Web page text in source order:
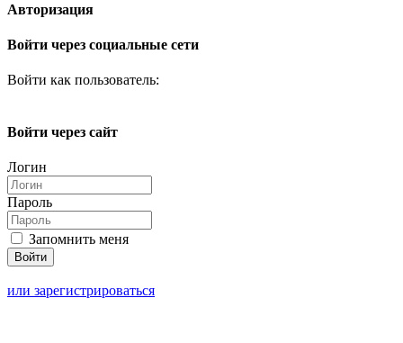
Авторизация
Войти через социальные сети
Войти как пользователь:
Войти через сайт
Логин
Пароль
Запомнить меня
или зарегистрироваться